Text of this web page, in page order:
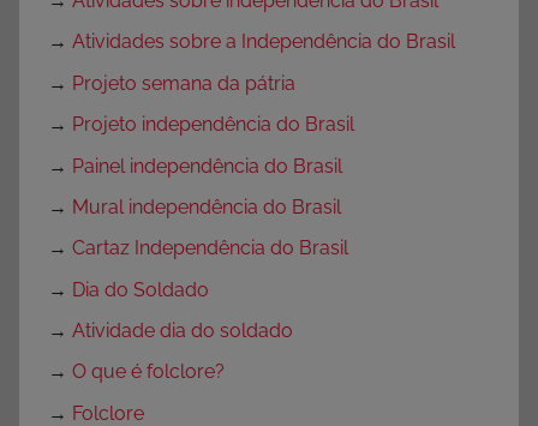
→ Atividades sobre a Independência do Brasil
→ Projeto semana da pátria
→ Projeto independência do Brasil
→ Painel independência do Brasil
→ Mural independência do Brasil
→ Cartaz Independência do Brasil
→ Dia do Soldado
→ Atividade dia do soldado
→ O que é folclore?
→ Folclore